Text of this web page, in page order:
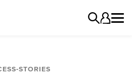
STORIES